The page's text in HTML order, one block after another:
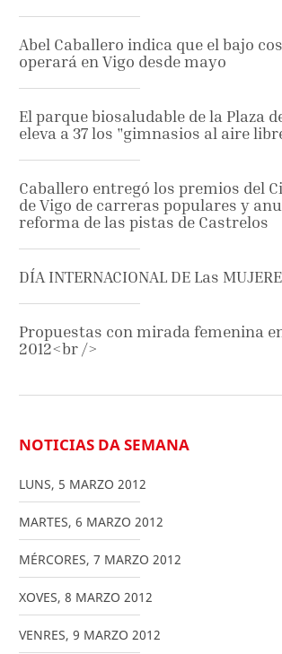
Abel Caballero indica que el bajo
operará en Vigo desde mayo
El parque biosaludable de la Plaza
eleva a 37 los "gimnasios al aire
Caballero entregó los premios del
de Vigo de carreras populares y
reforma de las pistas de Castrelos
DÍA INTERNACIONAL DE Las
Propuestas con mirada femenina
2012<br />
NOTICIAS DA SEMANA
LUNS, 5 MARZO 2012
MARTES, 6 MARZO 2012
MÉRCORES, 7 MARZO 2012
XOVES, 8 MARZO 2012
VENRES, 9 MARZO 2012